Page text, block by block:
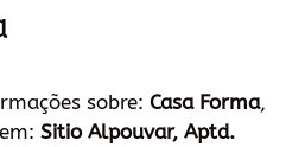
sobre: Casa Forma,
Sitio Alpouvar, Aptd.